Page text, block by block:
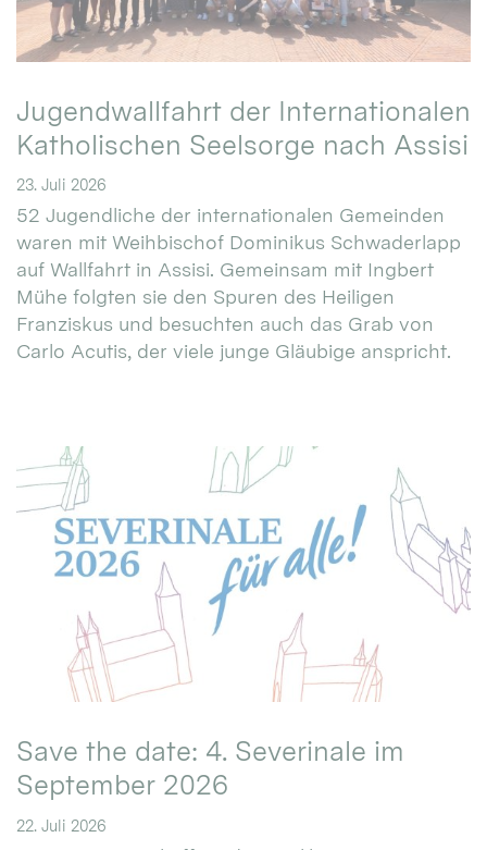
Jugendwallfahrt der Internationalen
Katholischen Seelsorge nach Assisi
23. Juli 2026
52 Jugendliche der internationalen Gemeinden
waren mit Weihbischof Dominikus Schwaderlapp
auf Wallfahrt in Assisi. Gemeinsam mit Ingbert
Mühe folgten sie den Spuren des Heiligen
Franziskus und besuchten auch das Grab von
Carlo Acutis, der viele junge Gläubige anspricht.
Save the date: 4. Severinale im
September 2026
22. Juli 2026